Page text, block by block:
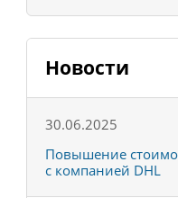
Новости
30.06.2025
Повышение
с компанией DHL